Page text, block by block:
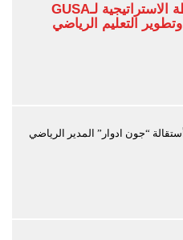
د. عمرو سليمان يعتمد الخطة الاستراتيجية لـGUSA
“جون ادوار” المدير الرياضي